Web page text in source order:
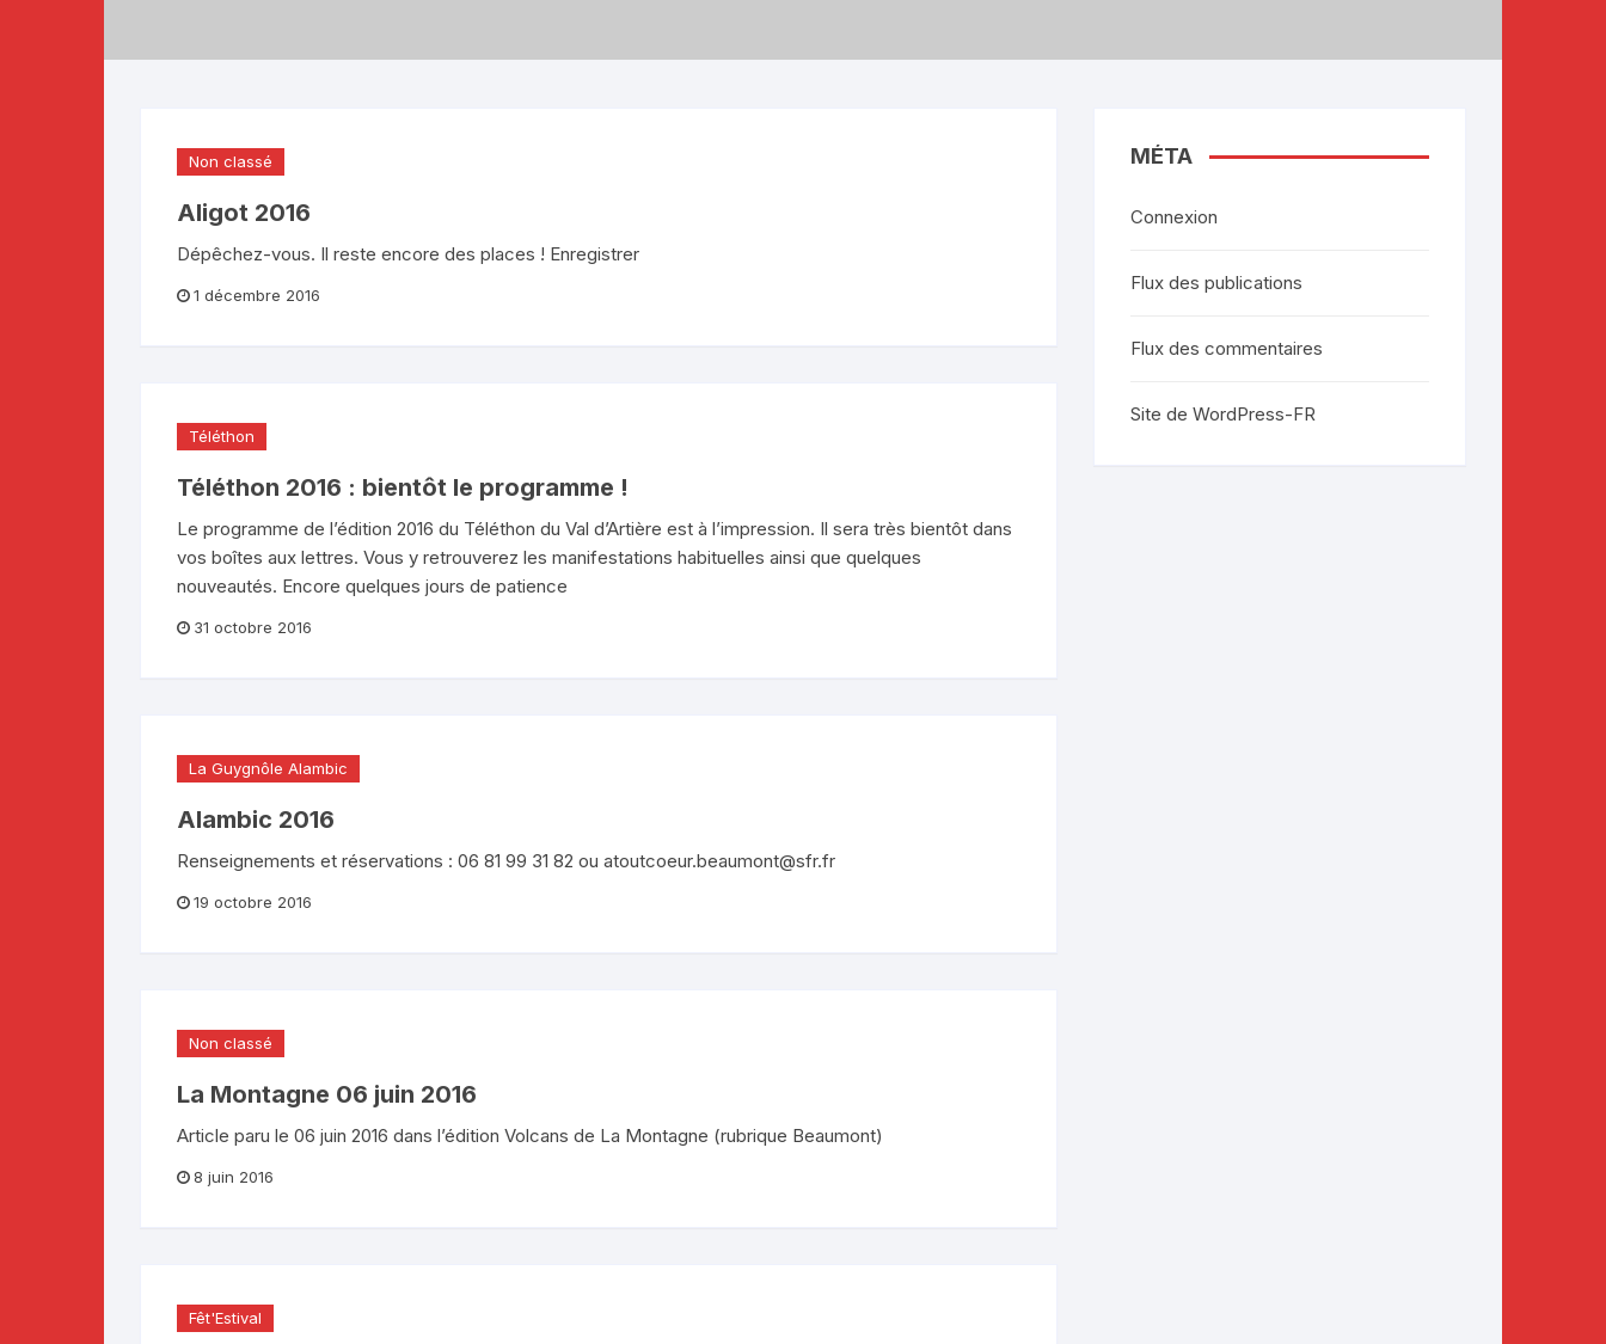
Téléthon 2017
Non classé
Aligot 2016
Dépêchez-vous. Il reste encore des places ! Enregistrer
1 décembre 2016
Téléthon
Téléthon 2016 : bientôt le programme !
Le programme de l’édition 2016 du Téléthon du Val d’Artière est à l’impression. Il sera très bientôt dans
vos boîtes aux lettres. Vous y retrouverez les manifestations habituelles ainsi que quelques
nouveautés. Encore quelques jours de patience
31 octobre 2016
La Guygnôle Alambic
Alambic 2016
Renseignements et réservations : 06 81 99 31 82 ou atoutcoeur.beaumont@sfr.fr
19 octobre 2016
Non classé
La Montagne 06 juin 2016
Article paru le 06 juin 2016 dans l’édition Volcans de La Montagne (rubrique Beaumont)
8 juin 2016
Fêt'Estival
MÉTA
Connexion
Flux des publications
Flux des commentaires
Site de WordPress-FR